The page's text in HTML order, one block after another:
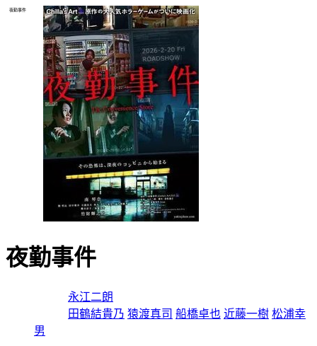
夜勤事件
夜勤事件
永江二朗
田鶴結貴乃 猿渡真司 船橋卓也 近藤一樹 松浦幸
男